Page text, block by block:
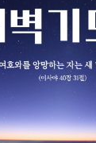
주일 찬양팀
1부 찬양대
2부 찬양대
3부 찬양대